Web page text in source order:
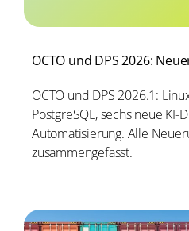
OCTO und DPS 2026:
OCTO und DPS 2026.1:
PostgreSQL, sechs neue
Automatisierung. Alle
zusammengefasst.